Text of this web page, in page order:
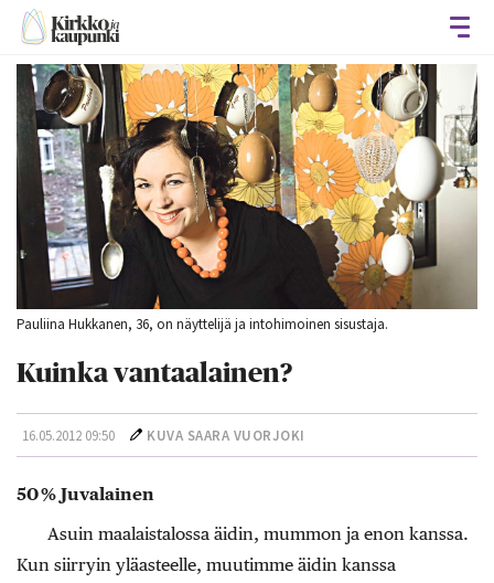
Pauliina Hukkanen, 36, on näyttelijä ja intohimoinen sisustaja.
Kuinka vantaalainen?
16.05.2012 09:50 KUVA SAARA VUORJOKI
50 % Juvalainen
Asuin maalaistalossa äidin, mummon ja enon kanssa.
Kun siirryin yläasteelle, muutimme äidin kanssa